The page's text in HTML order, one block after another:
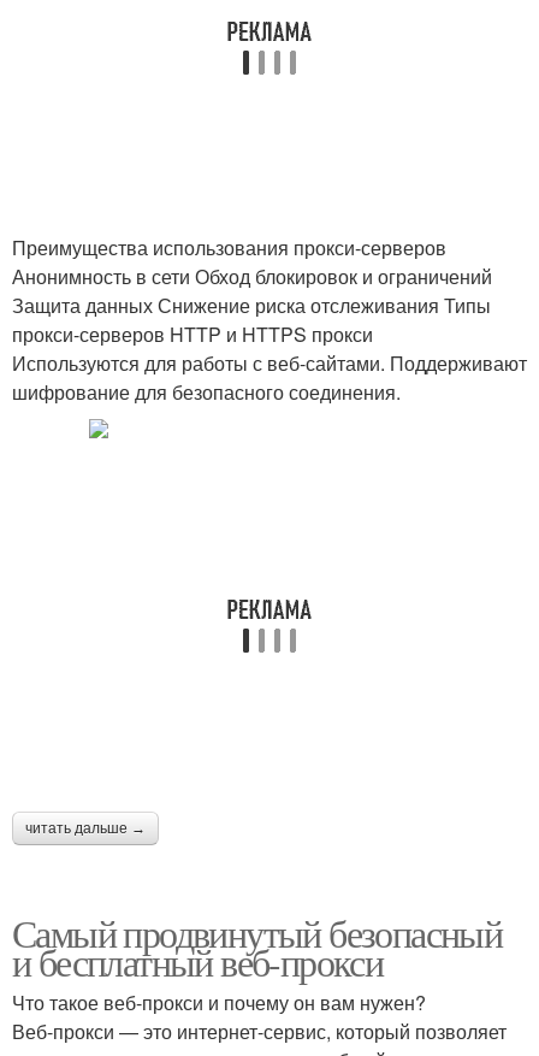
Преимущества использования прокси-серверов
Анонимность в сети Обход блокировок и ограничений
Защита данных Снижение риска отслеживания Типы
прокси-серверов HTTP и HTTPS прокси
Используются для работы с веб-сайтами. Поддерживают
шифрование для безопасного соединения.
читать дальше →
Самый продвинутый безопасный
и бесплатный веб-прокси
Что такое веб-прокси и почему он вам нужен?
Веб-прокси — это интернет-сервис, который позволяет